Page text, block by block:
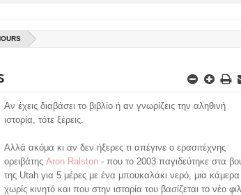
Αν έχεις διαβάσει το βιβλίο ή αν γνωρίζεις την αληθινή
ιστορία, τότε ξέρεις.
Αλλά ακόμα κι αν δεν ήξερες τι απέγινε ο ερασιτέχνης
ορειβάτης Aron Ralston - που το 2003 παγιδεύτηκε στα
της Utah για 5 μέρες με ένα μπουκαλάκι νερό, μια κάμερα
χωρίς κινητό και που στην ιστορία του βασίζεται το νέο